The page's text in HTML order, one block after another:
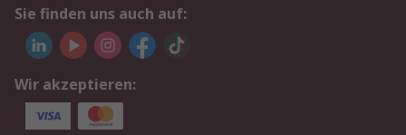
Sie finden uns auch auf:
Wir akzeptieren: